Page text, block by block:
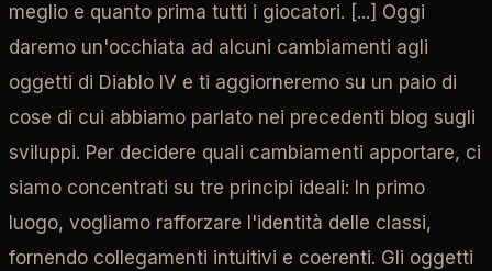
meglio e quanto prima tutti i giocatori. [...] Oggi
daremo un'occhiata ad alcuni cambiamenti agli
oggetti di Diablo IV e ti aggiorneremo su un paio di
cose di cui abbiamo parlato nei precedenti blog sugli
sviluppi. Per decidere quali cambiamenti apportare, ci
siamo concentrati su tre principi ideali: In primo
luogo, vogliamo rafforzare l'identità delle classi,
fornendo collegamenti intuitivi e coerenti. Gli oggetti